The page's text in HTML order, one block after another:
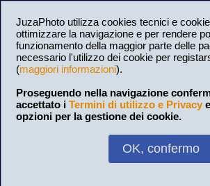
JuzaPhoto utilizza cookies tecnici e
ottimizzare la navigazione e per rendere
funzionamento della maggior parte delle
necessario l'utilizzo dei cookie per
(maggiori informazioni).
Proseguendo nella navigazione
accettato i Termini di utilizzo e Privacy
opzioni per la gestione dei cookie.
OK, confermo